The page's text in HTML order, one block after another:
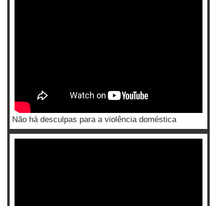
Não há desculpas para a violência doméstica